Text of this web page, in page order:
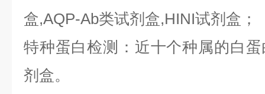
盒,AQP-Ab类试剂盒,HINI试剂盒；
特种蛋白检测：近十个种属的白
剂盒。